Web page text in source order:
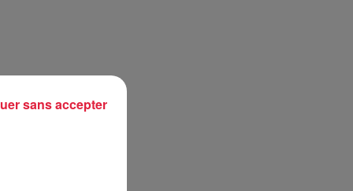
sans accepter